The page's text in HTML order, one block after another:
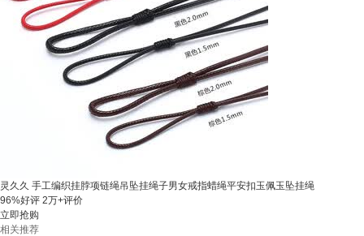
灵久久 手工编织挂脖项链绳吊坠挂绳子男女戒指蜡绳平安扣玉佩玉坠挂绳
96%好评 2万+评价
立即抢购
相关推荐